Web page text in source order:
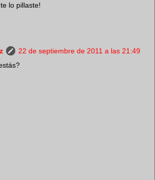
lo pillaste!
22 de septiembre de 2011 a las 21:49